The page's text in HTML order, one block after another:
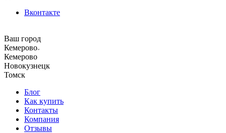
Вконтакте
Ваш город
Кемерово
Кемерово
Новокузнецк
Томск
Блог
Как купить
Контакты
Компания
Отзывы